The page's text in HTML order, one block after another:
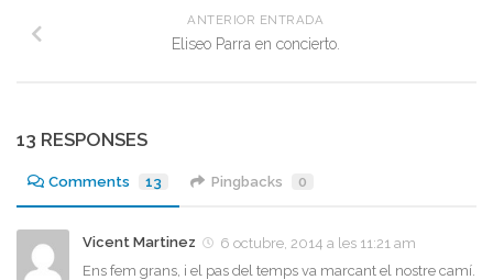
ANTERIOR ENTRADA
Eliseo Parra en concierto.
13 RESPONSES
Comments 13 Pingbacks 0
Vicent Martinez
6 octubre, 2014 a les 11:21 am
Ens fem grans, i el pas del temps va marcant el nostre camí.